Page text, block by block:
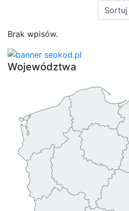
Sortuj:
Brak wpisów.
Województwa